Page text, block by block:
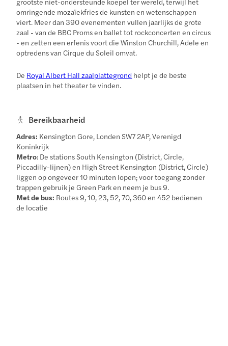
omringende mozaïekfries de kunsten en wetenschappen
viert. Meer dan 390 evenementen vullen jaarlijks de grote
zaal - van de BBC Proms en ballet tot rockconcerten en circus
- en zetten een erfenis voort die Winston Churchill, Adele en
optredens van Cirque du Soleil omvat.
De Royal Albert Hall zaalplattegrond helpt je de beste
plaatsen in het theater te vinden.
Bereikbaarheid
Adres: Kensington Gore, Londen SW7 2AP, Verenigd
Koninkrijk
Metro: De stations South Kensington (District, Circle,
Piccadilly-lijnen) en High Street Kensington (District, Circle)
liggen op ongeveer 10 minuten lopen; voor toegang zonder
trappen gebruik je Green Park en neem je bus 9.
Met de bus: Routes 9, 10, 23, 52, 70, 360 en 452 bedienen
de locatie